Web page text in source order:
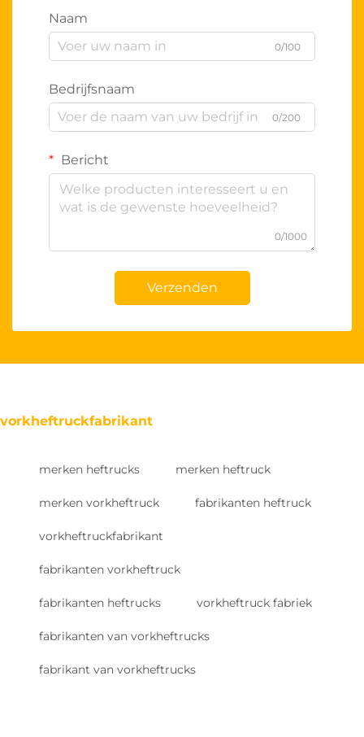
Naam
0/100
Bedrijfsnaam
0/200
Bericht
0/1000
Verzenden
vorkheftruckfabrikant
merken heftrucks merken heftruck
merken vorkheftruck fabrikanten heftruck
vorkheftruckfabrikant
fabrikanten vorkheftruck
fabrikanten heftrucks vorkheftruck fabriek
fabrikanten van vorkheftrucks
fabrikant van vorkheftrucks